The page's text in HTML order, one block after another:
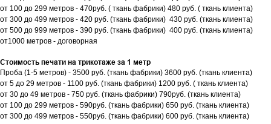
от 100 до 299 метров - 470руб. ( ткань фабрики) 480 руб. ( ткань клиента)
от 300 до 499 метров - 420 руб. (ткань фабрики) 430 руб. (ткань клиента)
от 500 до 999 метров - 390 руб. (ткань фабрики) 400 руб. (ткань клиента)
от1000 метров - договорная
Стоимость печати на трикотаже за 1 метр
Проба (1-5 метров) - 3500 руб. (ткань фабрики) 3600 руб. (ткань клиента)
от 5 до 29 метров - 1100 руб. (ткань фабрики) 1200 руб. ( ткань клиента)
от 30 до 49 метров - 750 руб. (ткань фабрики) 790руб. (ткань клиента)
от 100 до 299 метров - 590руб. (ткань фабрики) 650 руб. (ткань клиента)
от 300 до 499 метров - 550руб. (ткань фабрики) 600 руб. (ткань клиента)